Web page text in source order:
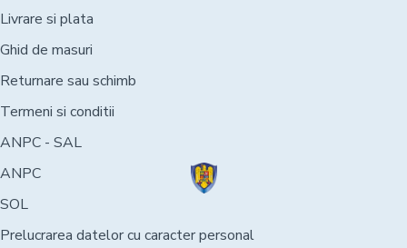
Livrare si plata
Ghid de masuri
Returnare sau schimb
Termeni si conditii
ANPC - SAL
ANPC
SOL
Prelucrarea datelor cu caracter personal